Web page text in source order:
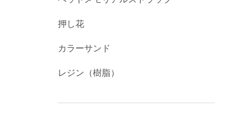
押し花
カラーサンド
レジン（樹脂）